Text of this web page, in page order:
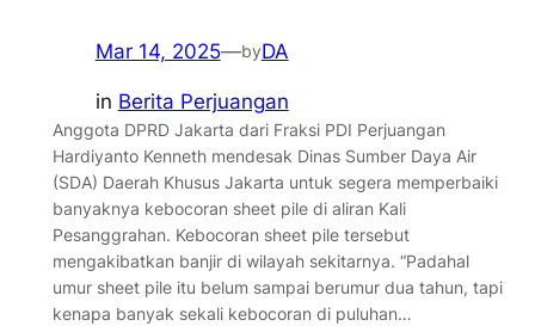
Mar 14, 2025—byDA
in Berita Perjuangan
Anggota DPRD Jakarta dari Fraksi PDI Perjuangan
Hardiyanto Kenneth mendesak Dinas Sumber Daya Air
(SDA) Daerah Khusus Jakarta untuk segera memperbaiki
banyaknya kebocoran sheet pile di aliran Kali
Pesanggrahan. Kebocoran sheet pile tersebut
mengakibatkan banjir di wilayah sekitarnya. “Padahal
umur sheet pile itu belum sampai berumur dua tahun, tapi
kenapa banyak sekali kebocoran di puluhan…